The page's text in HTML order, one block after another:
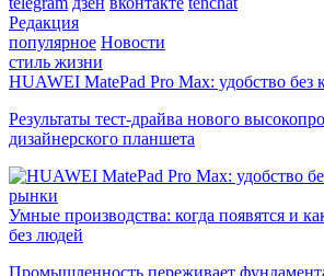
Редакция
популярное Новости
стиль жизни
HUAWEI MatePad Pro Max: удобство без
Результаты тест-драйва нового
дизайнерского планшета
рынки
Умные производства: когда появятся и
без людей
Промышленность переживает